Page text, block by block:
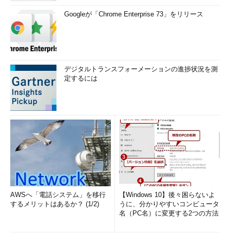
Googleが「Chrome Enterprise 73」をリリース
デジタルトランスフォーメーションの進捗状況を測
定するには
AWSへ「電話システム」を移行
するメリットはあるか？ (1/2)
【Windows 10】後々困らないよ
うに、分かりやすいコンピュータ
名（PC名）に変更する2つの方法